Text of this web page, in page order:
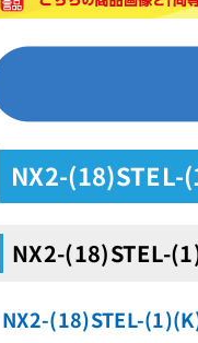
NX2-(18)STEL-
NX2-(18)STEL-
NX2-(18)STEL-